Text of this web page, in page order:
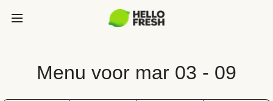
Menu voor mar 03 - 09